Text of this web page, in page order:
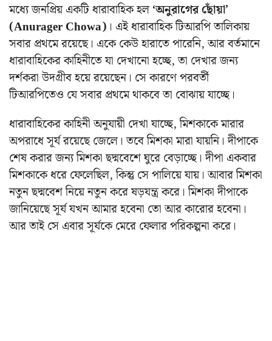
মধ্যে জনপ্রিয় একটি ধারাবাহিক হল‘অনুরাগের ছোঁয়া’
(Anurager Chowa) । এই ধারাবাহিক টিআরপি তালিকায়
সবার প্রথমে রয়েছে। একে কেউ হারাতে পারেনি, আর বর্তমানে
ধারাবাহিকের কাহিনীতে যা দেখানো হচ্ছে, তা দেখার জন্য
দর্শকরা উদগ্রীব হয়ে রয়েছেন। সে কারণে পরবর্তী
টিআরপিতেও যে সবার প্রথমে থাকবে তা বোঝায় যাচ্ছে।
ধারাবাহিকের কাহিনী অনুযায়ী দেখা যাচ্ছে, মিশকাকে মারার
অপরাধে সূর্য রয়েছে জেলে। তবে মিশকা মারা যায়নি। দীপাকে
শেষ করার জন্য মিশকা ছদ্মবেশে ঘুরে বেড়াচ্ছে। দীপা একবার
মিশকাকে ধরে ফেলেছিল, কিন্তু সে পালিয়ে যায়। আবার মিশকা
নতুন ছদ্মবেশ নিয়ে নতুন করে ষড়যন্ত্র করে। মিশকা দীপাকে
জানিয়েছে সূর্য যখন আমার হবেনা তো আর কারোর হবেনা।
আর তাই সে এবার সূর্যকে মেরে ফেলার পরিকল্পনা করে।